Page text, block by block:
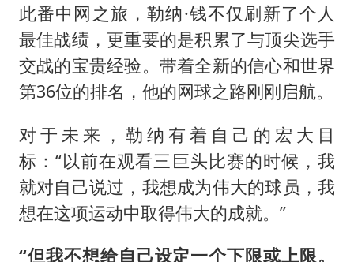
此番中网之旅，勒纳·钱不仅刷新了个人
最佳战绩，更重要的是积累了与顶尖选手
交战的宝贵经验。带着全新的信心和世界
第36位的排名，他的网球之路刚刚启航。
对于未来，勒纳有着自己的宏大目
标：“以前在观看三巨头比赛的时候，我
就对自己说过，我想成为伟大的球员，我
想在这项运动中取得伟大的成就。”
“但我不想给自己设定一个下限或上限。